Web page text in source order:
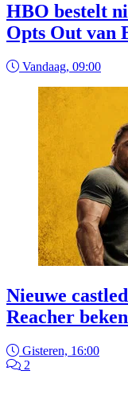
HBO bestelt
Opts Out van
Vandaag, 09:00
Nieuwe
Reacher
Gisteren, 16:00
2